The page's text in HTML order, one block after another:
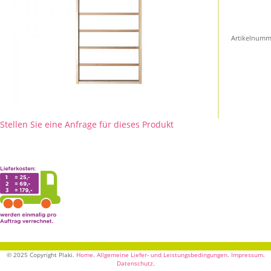
Stellen Sie eine Anfrage für dieses Produkt
© 2025 Copyright Plaki. Home. Allgemeine Liefer- und Leistungsbedingungen. Impressum.
Datenschutz.